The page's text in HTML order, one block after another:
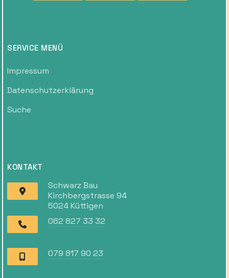
SERVICE MENÜ
Impressum
Datenschutzerklärung
Suche
KONTAKT
Schwarz Bau
Kirchbergstrasse 94
5024 Küttigen
062 827 33 32
079 817 90 23